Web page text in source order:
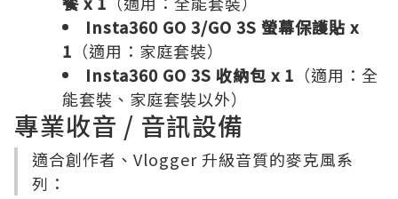
Insta360 GO 3/GO 3S 螢幕保護貼 x
1 （適用：家庭套裝）
Insta360 GO 3S 收納包 x 1 （適用：全
能套裝、家庭套裝以外）
專業收音 / 音訊設備
適合創作者、Vlogger 升級音質的麥克風系
列：